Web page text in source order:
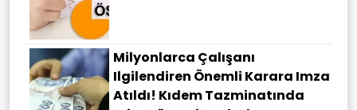
Milyonlarca Çalışanı
Ilgilendiren Önemli Karara Imza
Atıldı! Kıdem Tazminatında